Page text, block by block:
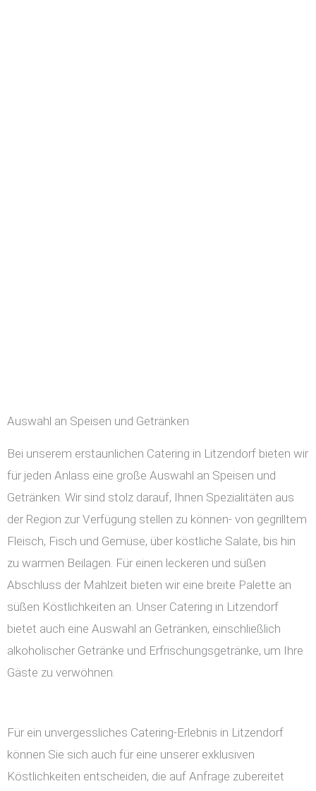
Auswahl an Speisen und Getränken
Bei unserem erstaunlichen Catering in Litzendorf bieten wir
für jeden Anlass eine große Auswahl an Speisen und
Getränken. Wir sind stolz darauf, Ihnen Spezialitäten aus
der Region zur Verfügung stellen zu können- von gegrilltem
Fleisch, Fisch und Gemüse, über köstliche Salate, bis hin
zu warmen Beilagen. Für einen leckeren und süßen
Abschluss der Mahlzeit bieten wir eine breite Palette an
süßen Köstlichkeiten an. Unser Catering in Litzendorf
bietet auch eine Auswahl an Getränken, einschließlich
alkoholischer Getränke und Erfrischungsgetränke, um Ihre
Gäste zu verwöhnen.
Für ein unvergessliches Catering-Erlebnis in Litzendorf
können Sie sich auch für eine unserer exklusiven
Köstlichkeiten entscheiden, die auf Anfrage zubereitet